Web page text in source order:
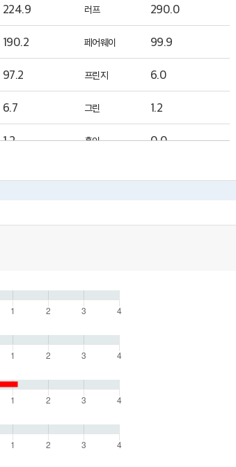
224.9 러프 290.0
190.2 페어웨이 99.9
97.2 프린지 6.0
6.7 그린 1.2
1.2 홀인 0.0